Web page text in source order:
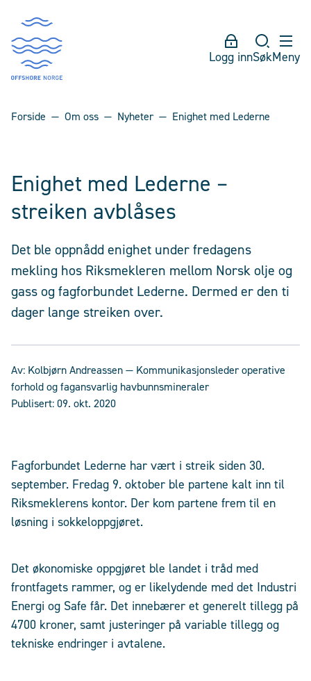
Logg innSøkMeny
Forside Om oss Nyheter Enighet med Lederne
Enighet med Lederne –
streiken avblåses
Det ble oppnådd enighet under fredagens
mekling hos Riksmekleren mellom Norsk olje og
gass og fagforbundet Lederne. Dermed er den ti
dager lange streiken over.
Av: Kolbjørn Andreassen— Kommunikasjonsleder operative
forhold og fagansvarlig havbunnsmineraler
Publisert:09. okt. 2020
Fagforbundet Lederne har vært i streik siden 30.
september. Fredag 9. oktober ble partene kalt inn til
Riksmeklerens kontor. Der kom partene frem til en
løsning i sokkeloppgjøret.
Det økonomiske oppgjøret ble landet i tråd med
frontfagets rammer, og er likelydende med det Industri
Energi og Safe får. Det innebærer et generelt tillegg på
4700 kroner, samt justeringer på variable tillegg og
tekniske endringer i avtalene.